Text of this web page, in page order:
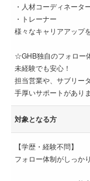
・人材コーディネータ
・トレーナー
様々なキャリアアップ
☆GHB独自のフォロー
未経験でも安心！
担当営業や、サブリー
手厚いサポートがあり
対象となる方
【学歴・経験不問】
フォロー体制がしっか